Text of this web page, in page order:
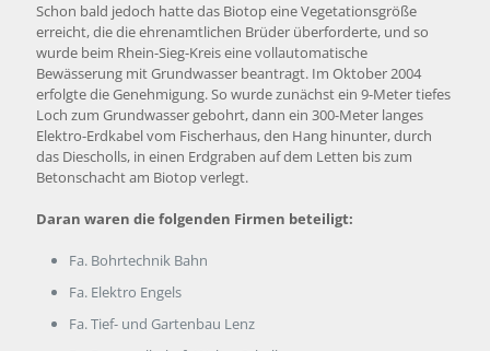
Schon bald jedoch hatte das Biotop eine Vegetationsgröße
erreicht, die die ehrenamtlichen Brüder überforderte, und so
wurde beim Rhein-Sieg-Kreis eine vollautomatische
Bewässerung mit Grundwasser beantragt. Im Oktober 2004
erfolgte die Genehmigung. So wurde zunächst ein 9-Meter tiefes
Loch zum Grundwasser gebohrt, dann ein 300-Meter langes
Elektro-Erdkabel vom Fischerhaus, den Hang hinunter, durch
das Diescholls, in einen Erdgraben auf dem Letten bis zum
Betonschacht am Biotop verlegt.
Daran waren die folgenden Firmen beteiligt:
Fa. Bohrtechnik Bahn
Fa. Elektro Engels
Fa. Tief- und Gartenbau Lenz